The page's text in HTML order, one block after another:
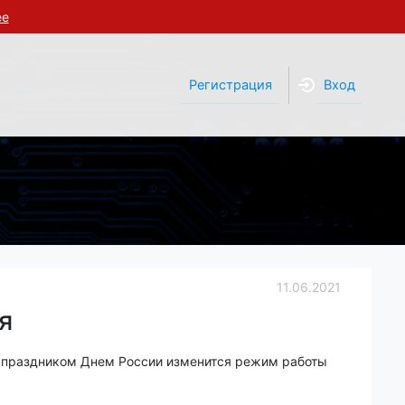
Регистрация Вход
11.06.2021
Днем России изменится режим работы